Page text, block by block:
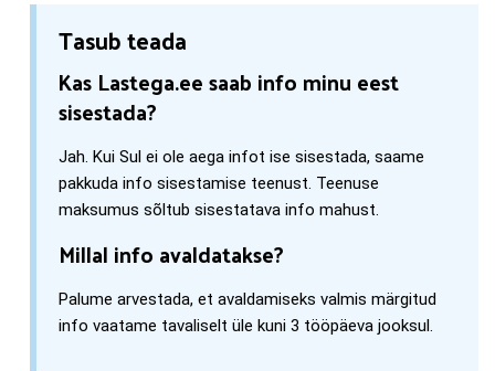
Tasub teada
Kas Lastega.ee saab info minu eest
sisestada?
Jah. Kui Sul ei ole aega infot ise sisestada, saame
pakkuda info sisestamise teenust. Teenuse
maksumus sõltub sisestatava info mahust.
Millal info avaldatakse?
Palume arvestada, et avaldamiseks valmis märgitud
info vaatame tavaliselt üle kuni 3 tööpäeva jooksul.